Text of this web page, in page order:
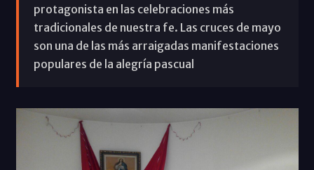
protagonista en las celebraciones más
tradicionales de nuestra fe. Las cruces de mayo
son una de las más arraigadas manifestaciones
populares de la alegría pascual